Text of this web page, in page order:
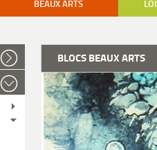
BEAUX ARTS
BLOCS BEAUX ARTS